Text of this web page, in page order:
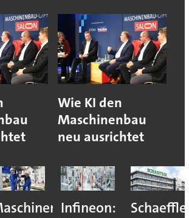
Wie KI den
Maschinenbau
neu ausrichtet
Infineon: